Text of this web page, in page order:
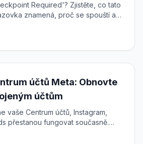
Required'? Zjistěte, co tato
znamená, proč se spouští a
účtů Meta: Obnovte
účtům
vaše Centrum účtů, Instagram,
přestanou fungovat současně.